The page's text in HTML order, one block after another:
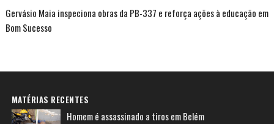
Gervásio Maia inspeciona obras da PB-337 e reforça ações à educação em
Bom Sucesso
MATÉRIAS RECENTES
Homem é assassinado a tiros em Belém